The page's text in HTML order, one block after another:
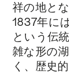
祥の地と
1837年に
という伝
雑な形の
く、歴史